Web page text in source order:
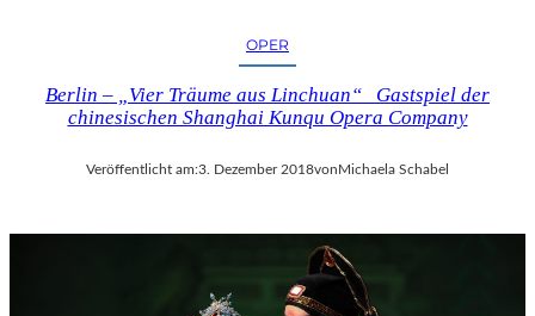
–
M
D
S
T
M
U
OPER
Berlin – „Vier Träume aus Linchuan“ Gastspiel der
chinesischen Shanghai Kunqu Opera Company
Veröffentlicht am:3. Dezember 2018von Michaela Schabel